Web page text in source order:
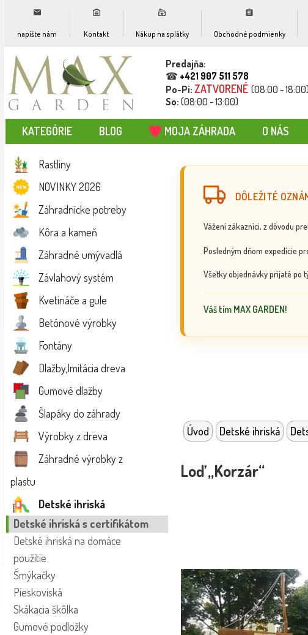
napíšte nám Kontakt Nákup na splátky Obchodné podmienky
Predajňa:
☎ +421 907 511 578
Po-Pi: ZATVORENÉ (08:00 - 18:00)
So: (08:00 - 13:00)
KATEGÓRIE BLOG MOJA ZÁHRADA O NÁS
Rastliny
NOVINKY 2026
Záhradnícke potreby
Kôra a kameň
Záhradné umývadlá
Závlahový systém
Kvetináče a gule
Betónové výrobky
Fontány
Dlažby,Imitácia dreva
Gumové dlažby
Šlapáky do záhrady
Výrobky z dreva
Záhradné výrobky z
plastu
Detské ihriská
Detské ihriská s certifikátom
Detské ihriská na domáce
použitie
Šmýkačky
Pieskoviská
Skákacia škôlka
Gumové podložky
DÔLEŽITÉ
Vážení zákazníci, z dôvodu
Posledným dňom expedície
Všetky objednávky prijaté po
Váš tím MAX GARDEN!
Úvod Detské ihriská
Loď „Korzár“